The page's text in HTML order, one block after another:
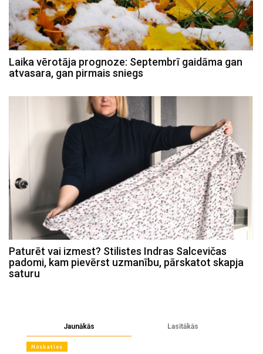
Laika vērotāja prognoze: Septembrī gaidāma gan
atvasara, gan pirmais sniegs
Paturēt vai izmest? Stilistes Indras Salcevičas
padomi, kam pievērst uzmanību, pārskatot skapja
saturu
Jaunākās Lasītākās
Noskaties